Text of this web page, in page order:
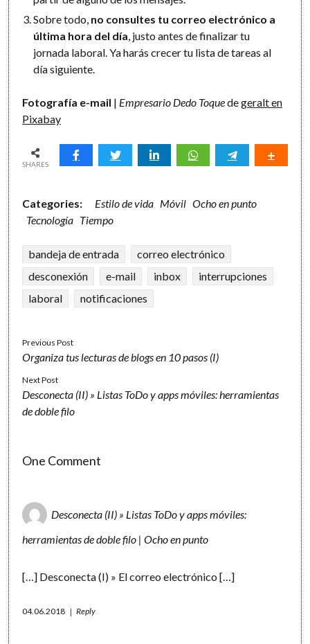
Sobre todo, no consultes tu correo electrónico a
última hora del día, justo antes de finalizar tu
jornada laboral. Ya harás crecer tu lista de tareas al
día siguiente.
Fotografía e-mail | Empresario Dedo Toquedegeralt en
Pixabay
SHARES
Categories: Estilo de vida Móvil Ocho en punto
Tecnología Tiempo
bandeja de entrada
correo electrónico
desconexión
e-mail inbox
interrupciones
laboral
notificaciones
Previous Post
Organiza tus lecturas de blogs en 10 pasos (I)
Next Post
Desconecta (II) » Listas ToDo y apps móviles: herramientas
de doble filo
One Comment
Desconecta (II) » Listas ToDo y apps móviles:
herramientas de doble filo | Ocho en punto
[…] Desconecta (I) » El correo electrónico […]
04.06.2018 Reply